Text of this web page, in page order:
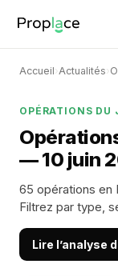
Accueil›Actualités›
OPÉRATIONS
— 10 juin
65 opérations en
Filtrez par type,
Lire l’analyse